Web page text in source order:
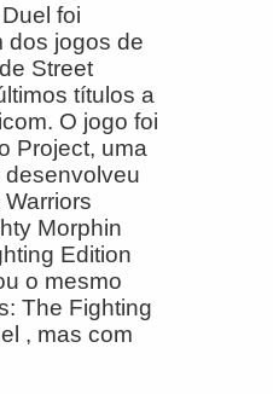
foi
dos jogos de
Street
títulos a
O jogo foi
Project, uma
Morphin
Edition
o mesmo
The Fighting
, mas com